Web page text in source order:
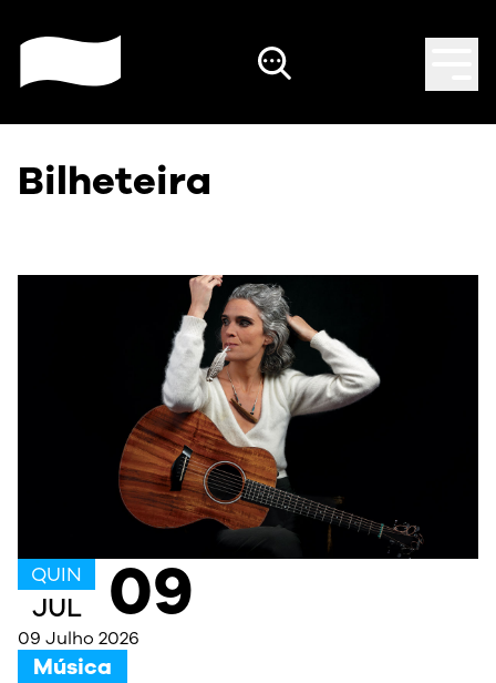
Bilheteira
QUIN
JUL 09
09 Julho 2026
Música